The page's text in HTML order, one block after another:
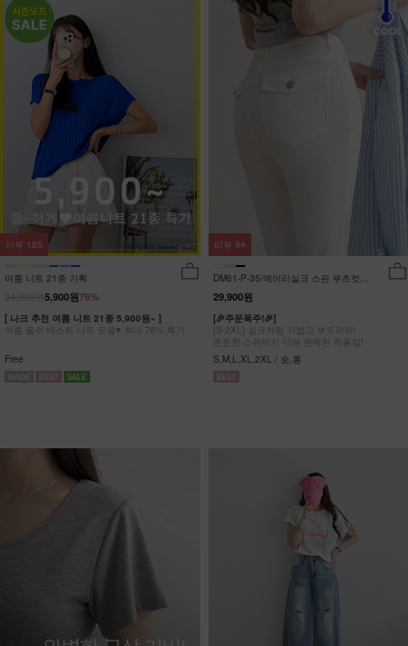
여름 니트 21종 기획
76%
5,900원
[ 나크 추천 여름 니트 21종 5,900원~ ]
여름 필수 베스트 니트 모음♥ 최대 76% 특가
Free
리뷰 185
DM61-P-35/에어리실크 스판 부츠컷팬
츠_DY
29,900원
[🎉주문폭주!🎉]
[S-2XL] 실크처럼 가볍고 부드러워!
쫀쫀한 스판까지 더해 완벽한 착용감!
S,M,L,XL,2XL / 숏,롱
리뷰 94